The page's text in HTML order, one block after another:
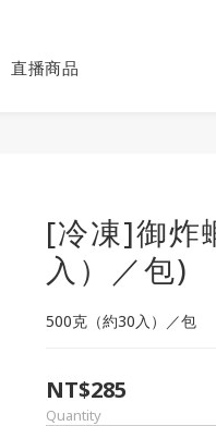
直播商品
[冷凍]御炸
入）／包)
500克（約30入）／包
NT$285
Quantity